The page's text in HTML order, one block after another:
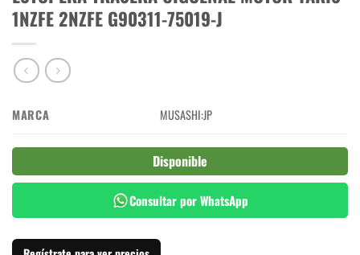
1NZFE 2NZFE G90311-75019-J
MARCA MUSASHI:JP
Disponible
Consultar por WhatsApp